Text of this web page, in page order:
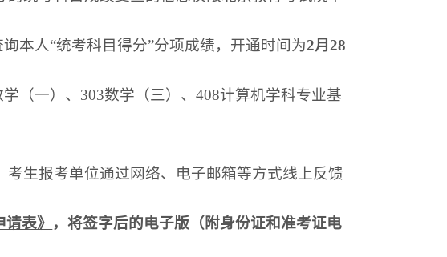
本人“统考科目得分”分项成绩，开通时间为2月28
学 （一） 、 303数学 （三） 、408计算机学科专业基
考生报考单位通过网络、电子邮箱等方式线上反馈
请表》 ，将签字后的电子版（ 附身份证和准考证电